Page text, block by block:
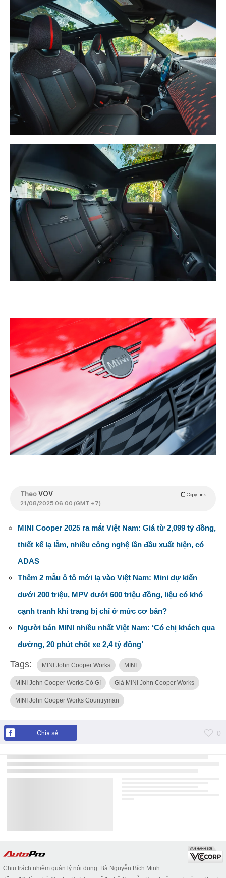
TheoVOV Copy link
21/08/2025 06:00 (GMT +7)
MINI Cooper 2025 ra mắt Việt Nam: Giá từ 2,099 tỷ đồng,
thiết kế lạ lẫm, nhiều công nghệ lần đầu xuất hiện, có
ADAS
Thêm 2 mẫu ô tô mới lạ vào Việt Nam: Mini dự kiến
dưới 200 triệu, MPV dưới 600 triệu đồng, liệu có khó
cạnh tranh khi trang bị chỉ ở mức cơ bản?
Người bán MINI nhiều nhất Việt Nam: ‘Có chị khách qua
đường, 20 phút chốt xe 2,4 tỷ đồng’
Tags: MINI John Cooper Works MINI
MINI John Cooper Works Có Gì Giá MINI John Cooper Works
MINI John Cooper Works Countryman
Chia sẻ 0
Chịu trách nhiệm quản lý nội dung: Bà Nguyễn Bích Minh